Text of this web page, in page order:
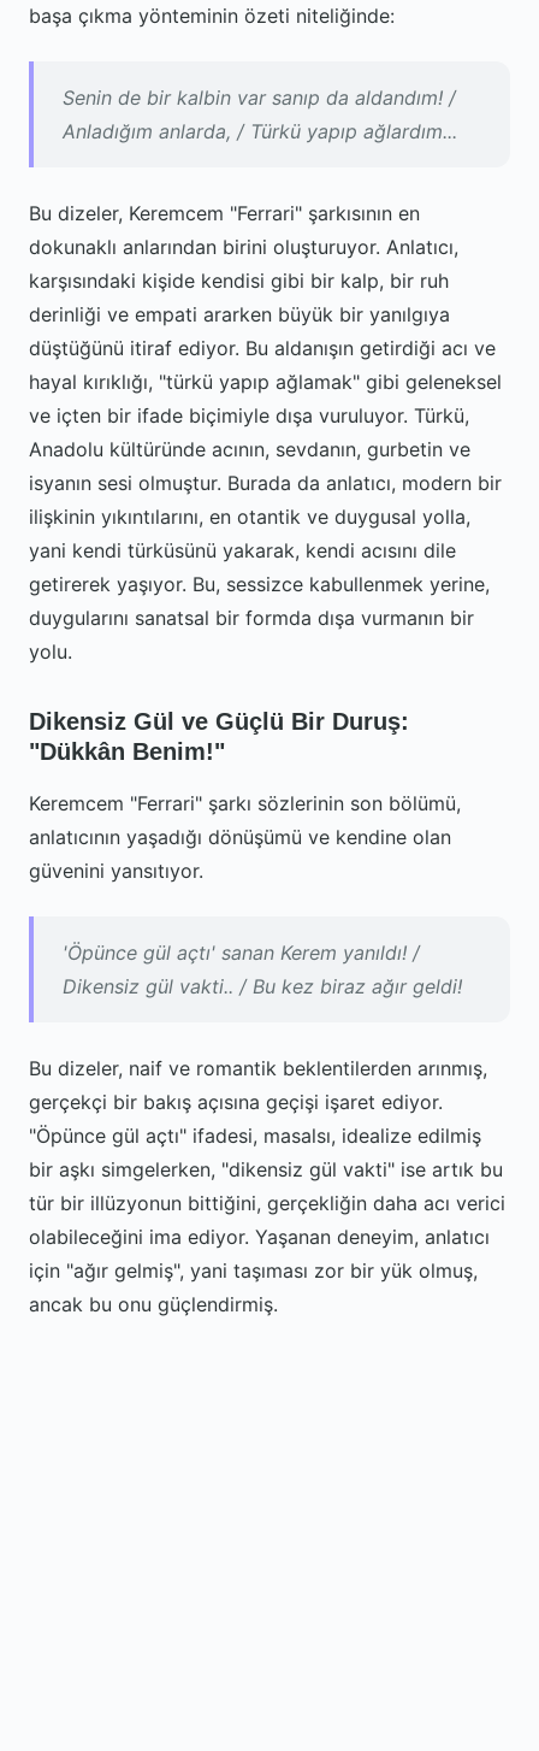
başa çıkma yönteminin özeti niteliğinde:
Senin de bir kalbin var sanıp da aldandım! /
Anladığım anlarda, / Türkü yapıp ağlardım...
Bu dizeler, Keremcem "Ferrari" şarkısının en
dokunaklı anlarından birini oluşturuyor. Anlatıcı,
karşısındaki kişide kendisi gibi bir kalp, bir ruh
derinliği ve empati ararken büyük bir yanılgıya
düştüğünü itiraf ediyor. Bu aldanışın getirdiği acı ve
hayal kırıklığı, "türkü yapıp ağlamak" gibi geleneksel
ve içten bir ifade biçimiyle dışa vuruluyor. Türkü,
Anadolu kültüründe acının, sevdanın, gurbetin ve
isyanın sesi olmuştur. Burada da anlatıcı, modern bir
ilişkinin yıkıntılarını, en otantik ve duygusal yolla,
yani kendi türküsünü yakarak, kendi acısını dile
getirerek yaşıyor. Bu, sessizce kabullenmek yerine,
duygularını sanatsal bir formda dışa vurmanın bir
yolu.
Dikensiz Gül ve Güçlü Bir Duruş:
"Dükkân Benim!"
Keremcem "Ferrari" şarkı sözlerinin son bölümü,
anlatıcının yaşadığı dönüşümü ve kendine olan
güvenini yansıtıyor.
'Öpünce gül açtı' sanan Kerem yanıldı! /
Dikensiz gül vakti.. / Bu kez biraz ağır geldi!
Bu dizeler, naif ve romantik beklentilerden arınmış,
gerçekçi bir bakış açısına geçişi işaret ediyor.
"Öpünce gül açtı" ifadesi, masalsı, idealize edilmiş
bir aşkı simgelerken, "dikensiz gül vakti" ise artık bu
tür bir illüzyonun bittiğini, gerçekliğin daha acı verici
olabileceğini ima ediyor. Yaşanan deneyim, anlatıcı
için "ağır gelmiş", yani taşıması zor bir yük olmuş,
ancak bu onu güçlendirmiş.